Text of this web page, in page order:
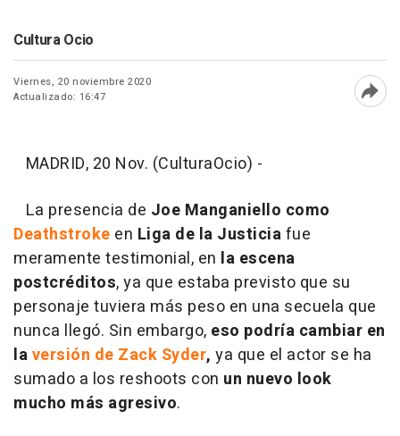
Cultura Ocio
Viernes, 20 noviembre 2020
Actualizado: 16:47
MADRID, 20 Nov. (CulturaOcio) -
La presencia de Joe Manganiello como
Deathstroke en Liga de la Justiciafue
meramente testimonial, en la escena
postcréditos, ya que estaba previsto que su
personaje tuviera más peso en una secuela que
nunca llegó. Sin embargo, eso podría cambiar en
laversión de Zack Syder, ya que el actor se ha
sumado a los reshoots con un nuevo look
mucho más agresivo.